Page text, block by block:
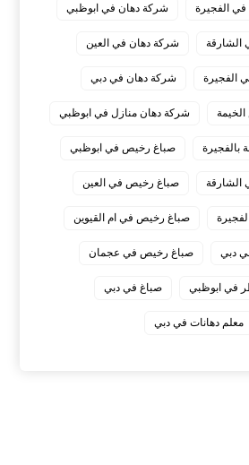
الفجيرة شركة دهان في ابوظبي
الشارقة شركة دهان في العين
الفجيرة شركة دهان في دبي
شركة دهان منازل في ابوظبي
بالفجيرة صباغ رخيص في ابوظبي
صباغ رخيص في العين
صباغ رخيص في ام القيوين
دبي صباغ رخيص في عجمان
في ابوظبي صباغ في دبي
معلم دهانات في دبي